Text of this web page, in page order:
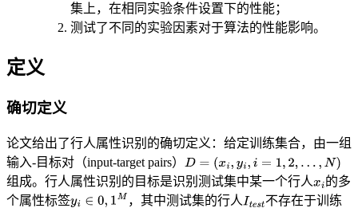
集上，在相同实验条件设置下的性能；
测试了不同的实验因素对于算法的性能影响。
定义
确切定义
论文给出了行人属性识别的确切定义：给定训练集合，由一组
输入-目标对（input-target pairs）
组成。行人属性识别的目标是识别测试集中某一个行人
的多
个属性标签
，其中测试集的行人
不存在于训练